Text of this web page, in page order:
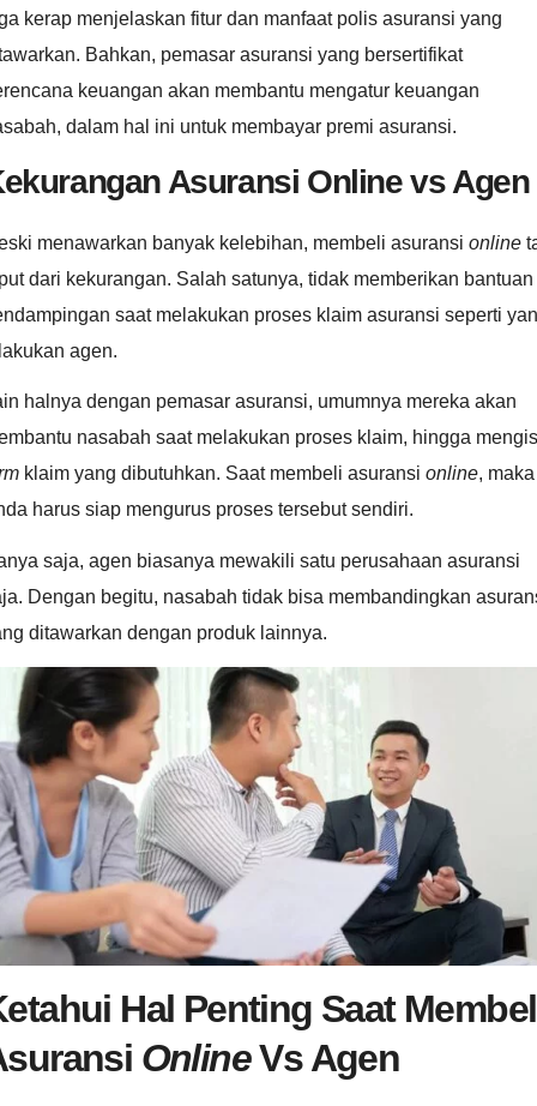
kerap menjelaskan fitur dan manfaat polis asuransi yang
Bahkan, pemasar asuransi yang bersertifikat
keuangan akan membantu mengatur keuangan
dalam hal ini untuk membayar premi asuransi.
Asuransi Online vs Agen
menawarkan banyak kelebihan, membeli asuransi online
dari kekurangan. Salah satunya, tidak memberikan bantuan
saat melakukan proses klaim asuransi seperti
agen.
halnya dengan pemasar asuransi, umumnya mereka akan
nasabah saat melakukan proses klaim, hingga
klaim yang dibutuhkan. Saat membeli asuransi online, maka
harus siap mengurus proses tersebut sendiri.
saja, agen biasanya mewakili satu perusahaan asuransi
Dengan begitu, nasabah tidak bisa membandingkan
ditawarkan dengan produk lainnya.
Hal Penting Saat
OnlineVs Agen